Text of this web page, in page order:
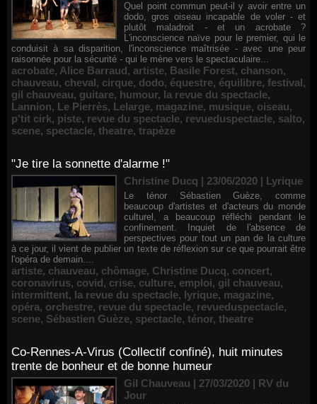
Quel point commun peut-il y avoir entre un
dodo, gros oiseau incapable de voler - et
plutôt maladroit - et un acrobate ?
L'inconscience naïve pour le premier, qui le
conduisit à sa disparition, l'inconscience maîtrisée - avec une peur
raisonnée pour la sécurité - qui le mène vers le spectaculaire...
acrobate, Alice Barraud, artiste, Basile Forest, chanson,
chauveau, cheval, cirque, dodo, équestre, équilibre, festival,
gil chauveau, guitare, humour, la revue du spectacle,
Lannion, Le Pierrès, Lelarge, magazine, musique, oiseau,
p'tit cirk, piste, revue du spectacle, revueduspectacle, salto,
scene, spectacle, theatre, trapèze
"Je tire la sonnette d'alarme !"
Christine Ducq | 23/06/2020 | Lyrique
Le ténor Sébastien Guèze, comme
beaucoup d'artistes et d'acteurs du monde
culturel, a beaucoup réfléchi pendant le
confinement. Inquiet de l'absence de
perspectives pour tout un pan de la culture
à ce jour, il vient de publier un texte de réflexion sur ce que pourrait être
l'opéra de demain....
artiste, chauveau, chômage, Christine Ducq, concert,
coronavirus, covid, crise, culture, emploi, gil chauveau,
intermittent, la revue du spectacle, lyrique, magazine,
opéra, orchestre, revue du spectacle, revueduspectacle,
scene, Sébastien Guèze, spectacle, ténor, theatre
Co-Rennes-A-Virus (Collectif confiné), huit minutes
trente de bonheur et de bonne humeur
Gil Chauveau | 27/03/2020 | RV du
Jour